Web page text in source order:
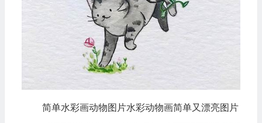
简单水彩画动物图片水彩动物画简单又漂亮图片